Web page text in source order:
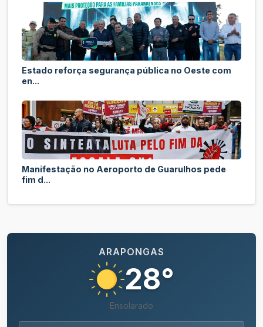
Estado reforça segurança pública no Oeste com
en...
Manifestação no Aeroporto de Guarulhos pede
fim d...
ARAPONGAS
28°
Ensolarado